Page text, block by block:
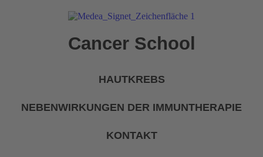
Cancer School
HAUTKREBS
NEBENWIRKUNGEN DER IMMUNTHERAPIE
KONTAKT